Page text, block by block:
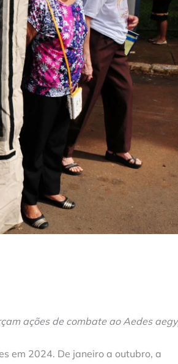
ações de combate ao Aedes
em 2024. De janeiro a outubro, a